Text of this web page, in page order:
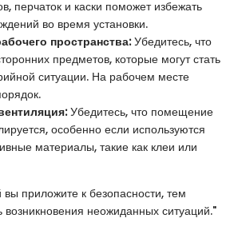
перчаток и каски поможет избежать
во время установки.
пространства:Убедитесь, что
предметов, которые могут стать
ситуации. На рабочем месте
Убедитесь, что помещение
особенно если используются
материалы, такие как клеи или
приложите к безопасности, тем
неожиданных ситуаций."